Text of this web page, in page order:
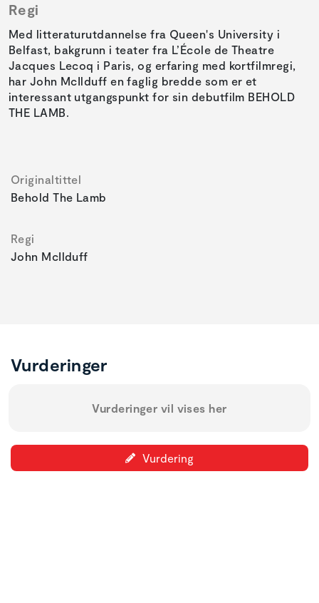
Regi
Med litteraturutdannelse fra Queen's University i
Belfast, bakgrunn i teater fra L’École de Theatre
Jacques Lecoq i Paris, og erfaring med kortfilmregi,
har John McIlduff en faglig bredde som er et
interessant utgangspunkt for sin debutfilm BEHOLD
THE LAMB.
Originaltittel
Behold The Lamb
Regi
John McIlduff
Vurderinger
Vurderinger vil vises her
Vurdering